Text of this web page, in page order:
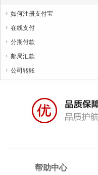
 如何注册支付宝
 在线支付
 分期付款
 邮局汇款
 公司转账
帮助中心